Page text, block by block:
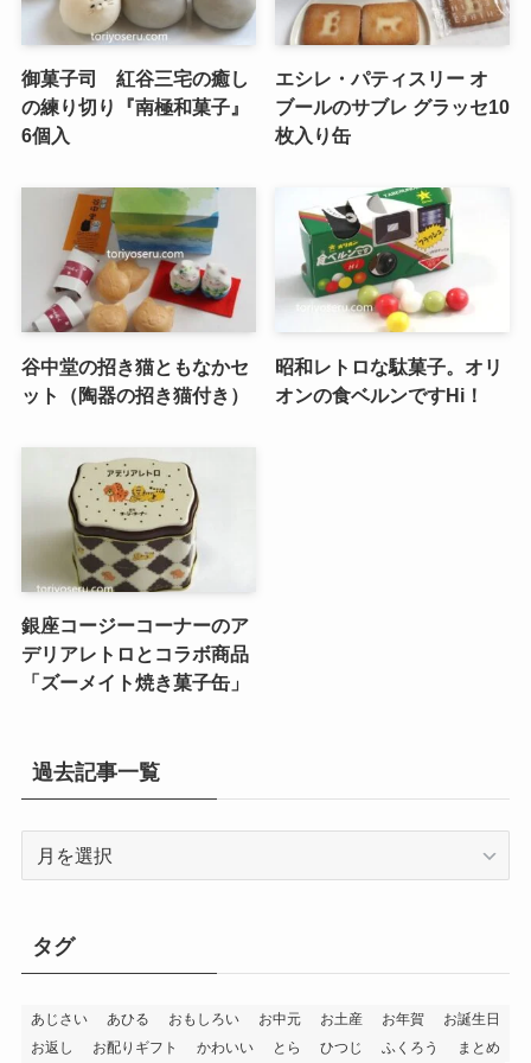
御菓子司 紅谷三宅の癒し
の練り切り『南極和菓子』
6個入
エシレ・パティスリー オ
ブールのサブレ グラッセ10
枚入り缶
谷中堂の招き猫ともなかセ
ット（陶器の招き猫付き）
昭和レトロな駄菓子。オリ
オンの食ベルンですHi！
銀座コージーコーナーのア
デリアレトロとコラボ商品
「ズーメイト焼き菓子缶」
過去記事一覧
一
タグ
あじさい あひる おもしろい お中元 お土産 お年賀
お誕生日
お返し
お配りギフト かわいい とら ひつじ ふくろう まとめ